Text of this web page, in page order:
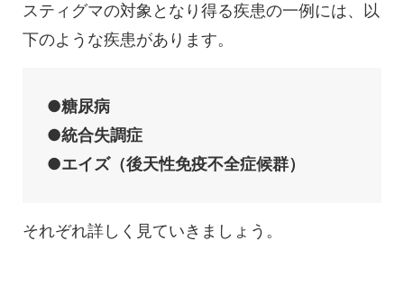
スティグマの対象となり得る疾患の一例には、以
下のような疾患があります。
●糖尿病
●統合失調症
●エイズ（後天性免疫不全症候群）
それぞれ詳しく見ていきましょう。